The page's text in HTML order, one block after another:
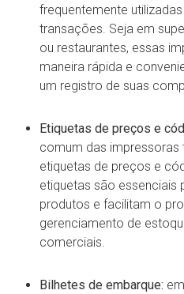
frequentemente
transações. Seja em
ou restaurantes, essas
maneira rápida e
um registro de suas
Etiquetas de preços e
comum das
etiquetas de preços e
etiquetas são essenciais
produtos e facilitam o
gerenciamento de
comerciais.
Bilhetes de embarque: